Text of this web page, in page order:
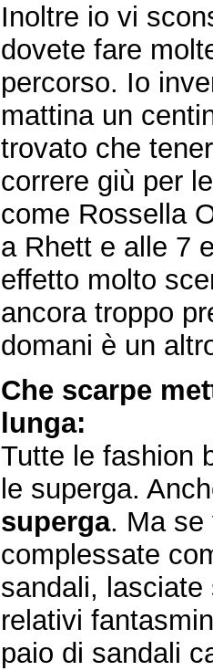
Inoltre io vi
dovete fare
percorso. Io
mattina un
trovato che
correre giù per
come Rossella
a Rhett e alle 7
effetto molto
ancora troppo
domani è un
Che scarpe
lunga:
Tutte le fashion
le superga.
superga. Ma se
complessate
sandali,
relativi
paio di sandali